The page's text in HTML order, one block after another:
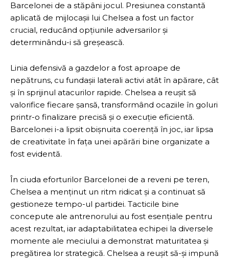
Barcelonei de a stăpâni jocul. Presiunea constantă
aplicată de mijlocașii lui Chelsea a fost un factor
crucial, reducând opțiunile adversarilor și
determinându-i să greșească.
Linia defensivă a gazdelor a fost aproape de
nepătruns, cu fundașii laterali activi atât în apărare, cât
și în sprijinul atacurilor rapide. Chelsea a reușit să
valorifice fiecare șansă, transformând ocaziile în goluri
printr-o finalizare precisă și o execuție eficientă.
Barcelonei i-a lipsit obișnuita coerență în joc, iar lipsa
de creativitate în fața unei apărări bine organizate a
fost evidentă.
În ciuda eforturilor Barcelonei de a reveni pe teren,
Chelsea a menținut un ritm ridicat și a continuat să
gestioneze tempo-ul partidei. Tacticile bine
concepute ale antrenorului au fost esențiale pentru
acest rezultat, iar adaptabilitatea echipei la diversele
momente ale meciului a demonstrat maturitatea și
pregătirea lor strategică. Chelsea a reușit să-și impună